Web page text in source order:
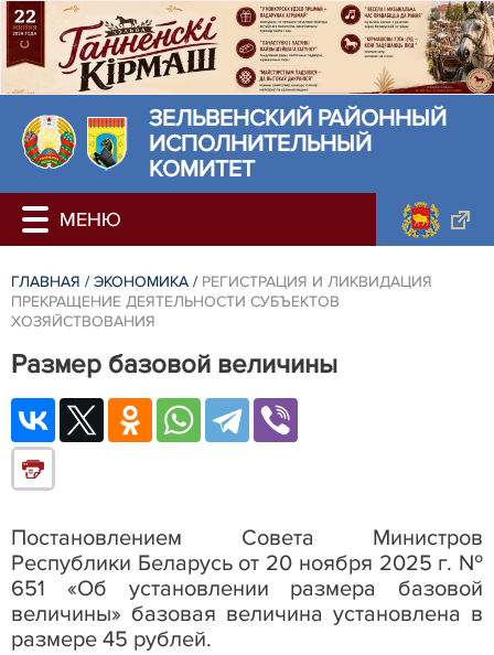
ЗЕЛЬВЕНСКИЙ РАЙОННЫЙ
ИСПОЛНИТЕЛЬНЫЙ
КОМИТЕТ
ГЛАВНАЯ / ЭКОНОМИКА / РЕГИСТРАЦИЯ И ЛИКВИДАЦИЯ
ПРЕКРАЩЕНИЕ ДЕЯТЕЛЬНОСТИ СУБЪЕКТОВ
ХОЗЯЙСТВОВАНИЯ
Размер базовой величины
Постановлением Совета Министров
Республики Беларусь от 20 ноября 2025 г. №
651 «Об установлении размера базовой
величины» базовая величина установлена в
размере 45 рублей.